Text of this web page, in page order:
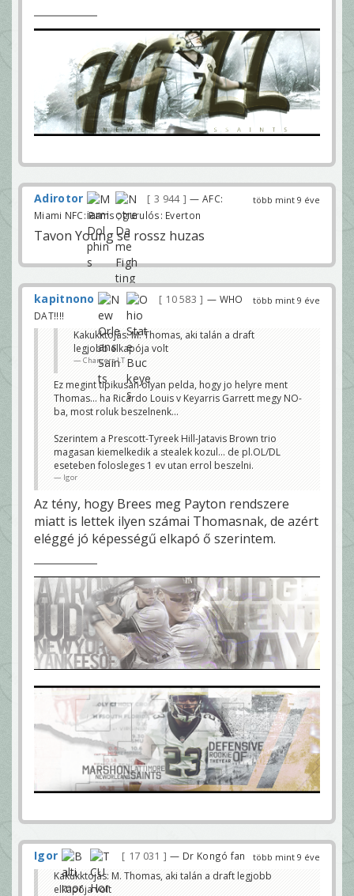
több mint 9 éve
Adirotor 3 944
— AFC:
Miami NFC: Rams ; gurulós: Everton
Tavon Young se rossz huzas
több mint 9 éve
kapitnono 10 583
— WHO
DAT!!!!
Kakukktojás: M. Thomas, aki talán a draft
legjobb elkapója volt
Chargers LT
Ez megint tipikusan olyan pelda, hogy jo helyre ment
Thomas... ha Ricardo Louis v Keyarris Garrett megy NO-
ba, most roluk beszelnenk...
Szerintem a Prescott-Tyreek Hill-Jatavis Brown trio
magasan kiemelkedik a stealek kozul... de pl.OL/DL
eseteben folosleges 1 ev utan errol beszelni.
Igor
Az tény, hogy Brees meg Payton rendszere
miatt is lettek ilyen számai Thomasnak, de azért
eléggé jó képességű elkapó ő szerintem.
több mint 9 éve
Igor 17 031 — Dr Kongó fan
Kakukktojás: M. Thomas, aki talán a draft legjobb
elkapója volt